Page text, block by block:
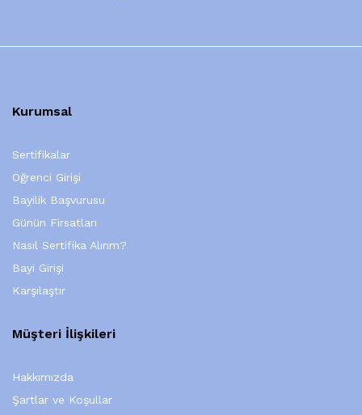
Kurumsal
Sertifikalar
Öğrenci Girişi
Bayilik Başvurusu
Günün Firsatları
Nasıl Sertifika Alırım?
Bayi Girişi
Karşılaştır
Müşteri İlişkileri
Hakkımızda
Şartlar ve Koşullar